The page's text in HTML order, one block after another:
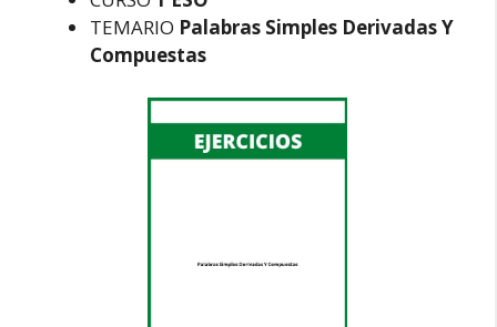
TEMARIO Palabras Simples Derivadas Y
Compuestas